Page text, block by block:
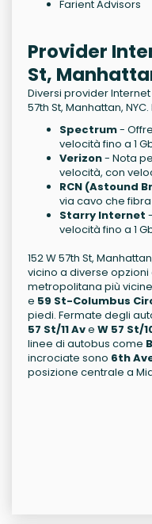
Farient Advisors
Provider
St,
Diversi provider
57th St, Manhattan,
Spectrum-
velocità fino a 1
Verizon- Nota
velocità, con
RCN (Astound
via cavo che fibra
Starry Internet
velocità fino a 1
152 W 57th St,
vicino a diverse
metropolitana più
e 59 St-Columbus
piedi. Fermate degli
57 St/11 Ave W 57 St/
linee di autobus come
incrociate sono 6th
posizione centrale a